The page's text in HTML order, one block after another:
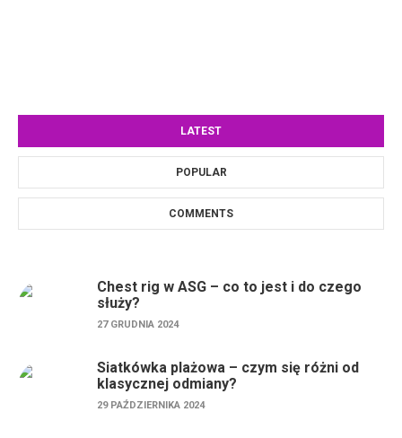
LATEST
POPULAR
COMMENTS
Chest rig w ASG – co to jest i do czego
służy?
27 GRUDNIA 2024
Siatkówka plażowa – czym się różni od
klasycznej odmiany?
29 PAŹDZIERNIKA 2024